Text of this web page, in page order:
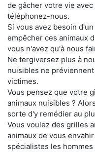
de gâcher votre vie
téléphonez-nous.
Si vous avez besoin
empêcher ces animaux
vous n'avez qu'à nous
Ne tergiversez plus à
nuisibles ne
victimes.
Vous pensez que votre
animaux nuisibles ?
sorte d'y remédier au
Vous voulez des grilles
animaux de vous
spécialistes les